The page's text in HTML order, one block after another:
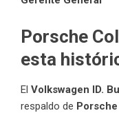
Porsche
esta
El Volkswagen ID.
respaldo de